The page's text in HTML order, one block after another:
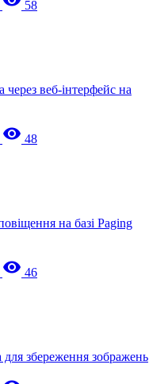
58
через веб-інтерфейс на
visibility 48
на базі Paging
visibility 46
збереження зображень